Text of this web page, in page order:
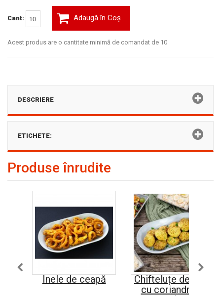
Cant: Adaugă în Coş
Acest produs are o cantitate minimă de comandat de 10
DESCRIERE
ETICHETE:
Produse înrudite
Inele de ceapă
Chifteluțe de năut
cu coriandru și